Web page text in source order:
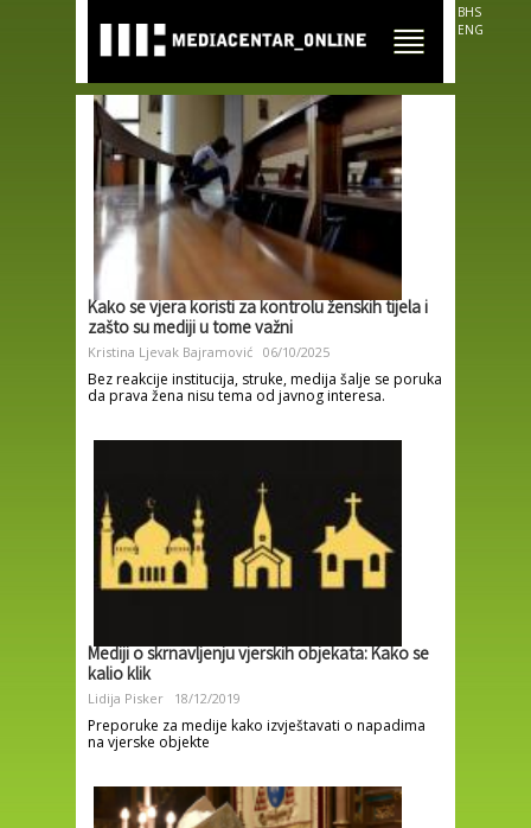
main
content
BHS
ENG
Kako se vjera koristi za kontrolu ženskih tijela i
zašto su mediji u tome važni
Kristina Ljevak Bajramović 06/10/2025
Bez reakcije institucija, struke, medija šalje se poruka
da prava žena nisu tema od javnog interesa.
Mediji o skrnavljenju vjerskih objekata: Kako se
kalio klik
Lidija Pisker 18/12/2019
Preporuke za medije kako izvještavati o napadima
na vjerske objekte